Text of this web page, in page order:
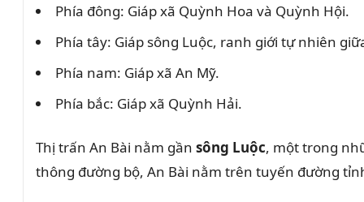
Phía đông: Giáp xã Quỳnh Hoa và Quỳnh Hội.
Phía tây: Giáp sông Luộc, ranh giới tự nhiên
Phía nam: Giáp xã An Mỹ.
Phía bắc: Giáp xã Quỳnh Hải.
Thị trấn An Bài nằm gần sông Luộc, một trong
thông đường bộ, An Bài nằm trên tuyến đường